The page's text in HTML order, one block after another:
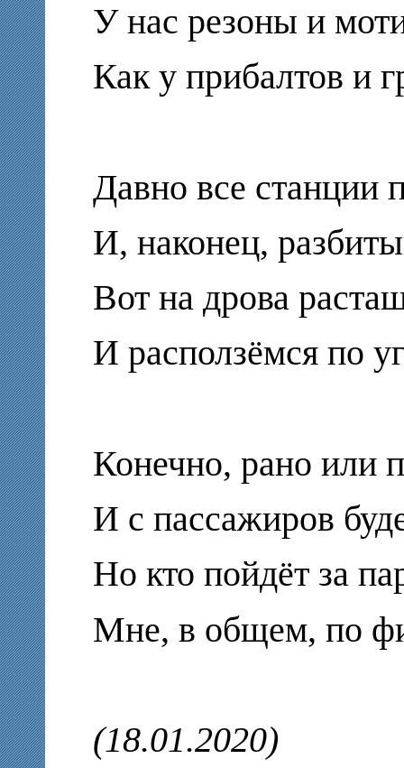
У нас резоны и
Как у прибалтов и
Давно все станции
И, наконец,
Вот на дрова
И расползёмся по
Конечно, рано или
И с пассажиров
Но кто пойдёт за
Мне, в общем, по
(18.01.2020)